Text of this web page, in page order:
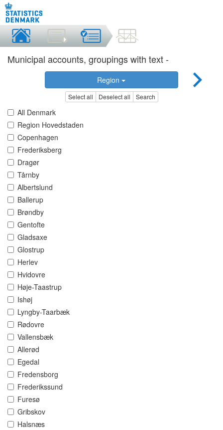
Municipal accounts, groupings with text -
Region
Select all Deselect all Search
All Denmark
Region Hovedstaden
Copenhagen
Frederiksberg
Dragør
Tårnby
Albertslund
Ballerup
Brøndby
Gentofte
Gladsaxe
Glostrup
Herlev
Hvidovre
Høje-Taastrup
Ishøj
Lyngby-Taarbæk
Rødovre
Vallensbæk
Allerød
Egedal
Fredensborg
Frederikssund
Furesø
Gribskov
Halsnæs